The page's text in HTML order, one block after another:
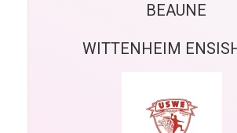
BEAUNE
WITTENHEIM